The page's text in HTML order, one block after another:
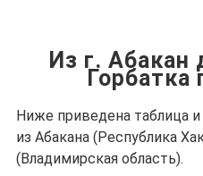
Из г. Абакан
Горбатка
Ниже приведена таблица
из Абакана (Республика
(Владимирская область).